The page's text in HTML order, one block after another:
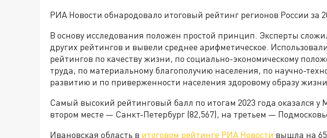
РИА Новости обнародовало итоговый рейтинг регионов России за
В основу исследования положен простой принцип. Эксперты
других рейтингов и вывели среднее арифметическое.
рейтингов по качеству жизни, по социально-экономическому
труда, по материальному благополучию населения, по научно-
развитию и по приверженности населения здоровому образу
Самый высокий рейтинговый балл по итогам 2023 года оказался у
втором месте — Санкт-Петербург (82,567), на третьем —
Ивановская область в итоговом рейтинге РИА Новости вышла на